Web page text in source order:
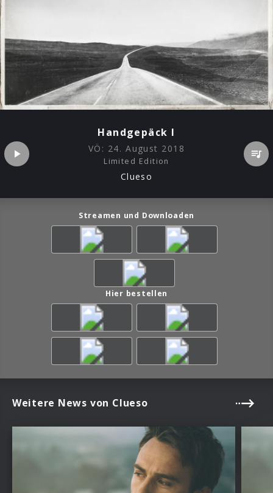
Handgepäck I
VÖ: 24. August 2018
Limited Edition
Clueso
Streamen und Downloaden
Hier bestellen
Weitere News von Clueso